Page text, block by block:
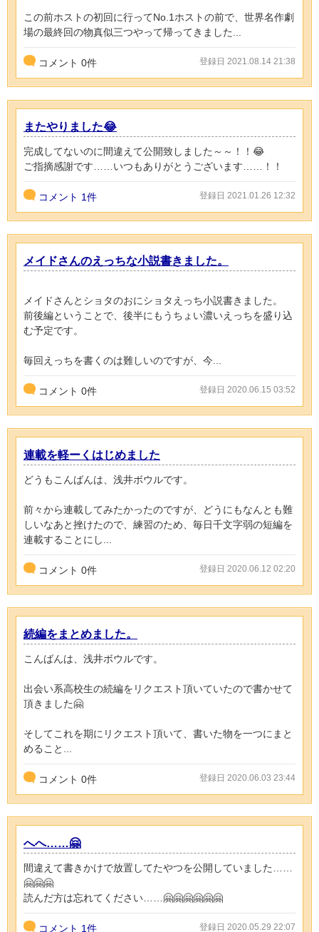
この前ホストの初回に行ってNo.1ホストの前で、世界名作劇
場の最終回の物真似三つやって帰ってきました...
コメント 0件 登録日 2021.08.14 21:38
またやりました😂
完成してないのに間違えて公開致しました～～！！😂
ご指摘感謝です……いつもありがとうございます……！！
コメント 1件 登録日 2021.01.26 12:32
メイドさんのえっちな小説書きました。
メイドさんとショタのおにショタえっち小説書きました。
前後編ということで、後半にもうちょい濃いえっちを盛り込
む予定です。
毎回えっちを書くのは難しいのですが、今...
コメント 0件 登録日 2020.06.15 03:52
連載を軽ーくはじめました
どうもこんばんは、浅井ボウルです。
前々から連載してみたかったのですが、どうにもなんとも難
しいなあと挫けたので、練習のため、毎日千文字弱の短編を
連載することにし...
コメント 0件 登録日 2020.06.12 02:20
続編をまとめました。
こんばんは、浅井ボウルです。
出会い系高校生の続編をリクエスト頂いていたので書かせて
頂きました🤗
そしてこれを期にリクエスト頂いて、書いた物を一つにまと
めること...
コメント 0件 登録日 2020.06.03 23:44
へへ……🤗
間違えて書きかけで放置してたやつを公開していました……
🤗🤗🤗
読んだ方は忘れてください……🤗🤗🤗🤗🤗🤗
コメント 1件 登録日 2020.05.29 22:07